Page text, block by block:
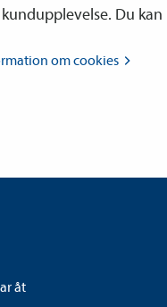
Du
omcookies
åt